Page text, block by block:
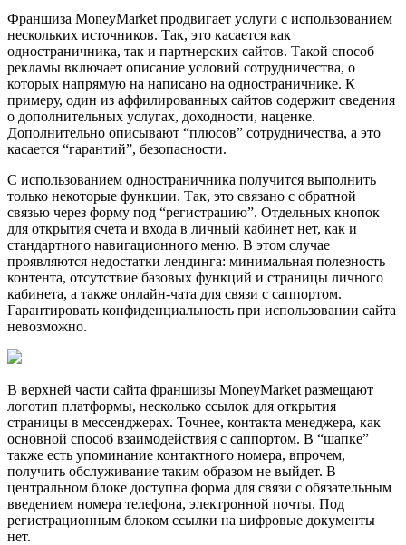
Франшиза MoneyMarket продвигает услуги с использованием
нескольких источников. Так, это касается как
одностраничника, так и партнерских сайтов. Такой способ
рекламы включает описание условий сотрудничества, о
которых напрямую на написано на одностраничнике. К
примеру, один из аффилированных сайтов содержит сведения
о дополнительных услугах, доходности, наценке.
Дополнительно описывают “плюсов” сотрудничества, а это
касается “гарантий”, безопасности.
С использованием одностраничника получится выполнить
только некоторые функции. Так, это связано с обратной
связью через форму под “регистрацию”. Отдельных кнопок
для открытия счета и входа в личный кабинет нет, как и
стандартного навигационного меню. В этом случае
проявляются недостатки лендинга: минимальная полезность
контента, отсутствие базовых функций и страницы личного
кабинета, а также онлайн-чата для связи с саппортом.
Гарантировать конфиденциальность при использовании сайта
невозможно.
В верхней части сайта франшизы MoneyMarket размещают
логотип платформы, несколько ссылок для открытия
страницы в мессенджерах. Точнее, контакта менеджера, как
основной способ взаимодействия с саппортом. В “шапке”
также есть упоминание контактного номера, впрочем,
получить обслуживание таким образом не выйдет. В
центральном блоке доступна форма для связи с обязательным
введением номера телефона, электронной почты. Под
регистрационным блоком ссылки на цифровые документы
нет.